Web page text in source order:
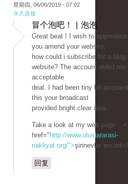
星期四, 06/06/2019 - 07:02
永久连接
冒个泡吧！ | 泡泡
Great beat ! I wish to
you amend your website,
how could i subscribe for a blog
website? The account aided me
acceptable
deal. I had been tiny bit
this your broadcast
provided bright clear idea
Take a look at my web page ::
href=" http://www.uluslararasi-
nakliyat.org/">şirinevler
回复